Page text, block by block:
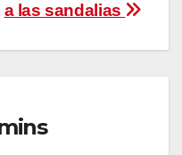
a las sandalias